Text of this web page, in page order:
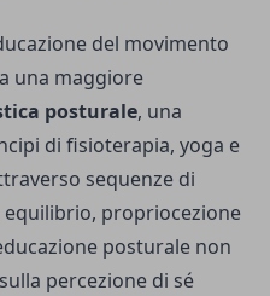
del movimento
una maggiore
posturale, una
di fisioterapia, yoga e
sequenze di
equilibrio, propriocezione
posturale non
percezione di sé